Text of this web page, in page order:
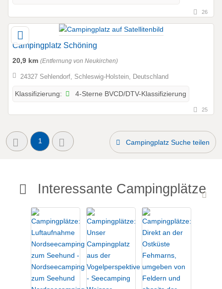
26
Campingplatz Schöning
20,9 km (Entfernung von Neukirchen)
24327 Sehlendorf, Schleswig-Holstein, Deutschland
Klassifizierung: 4-Sterne BVCD/DTV-Klassifizierung
25
1 Campingplatz Suche teilen
Interessante Campingplätze